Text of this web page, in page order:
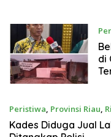
di
Peristiwa, Provinsi Riau,
Kades Diduga Jual